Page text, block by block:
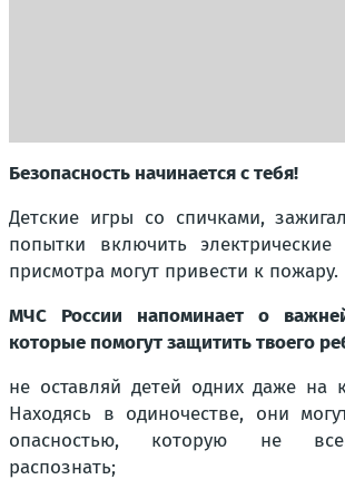
Безопасность начинается с тебя!
Детские игры со спичками,
попытки включить электрические
присмотра могут привести к пожару.
МЧС России напоминает о
которые помогут защитить твоего
не оставляй детей одних даже на
Находясь в одиночестве, они
опасностью, которую не
распознать;